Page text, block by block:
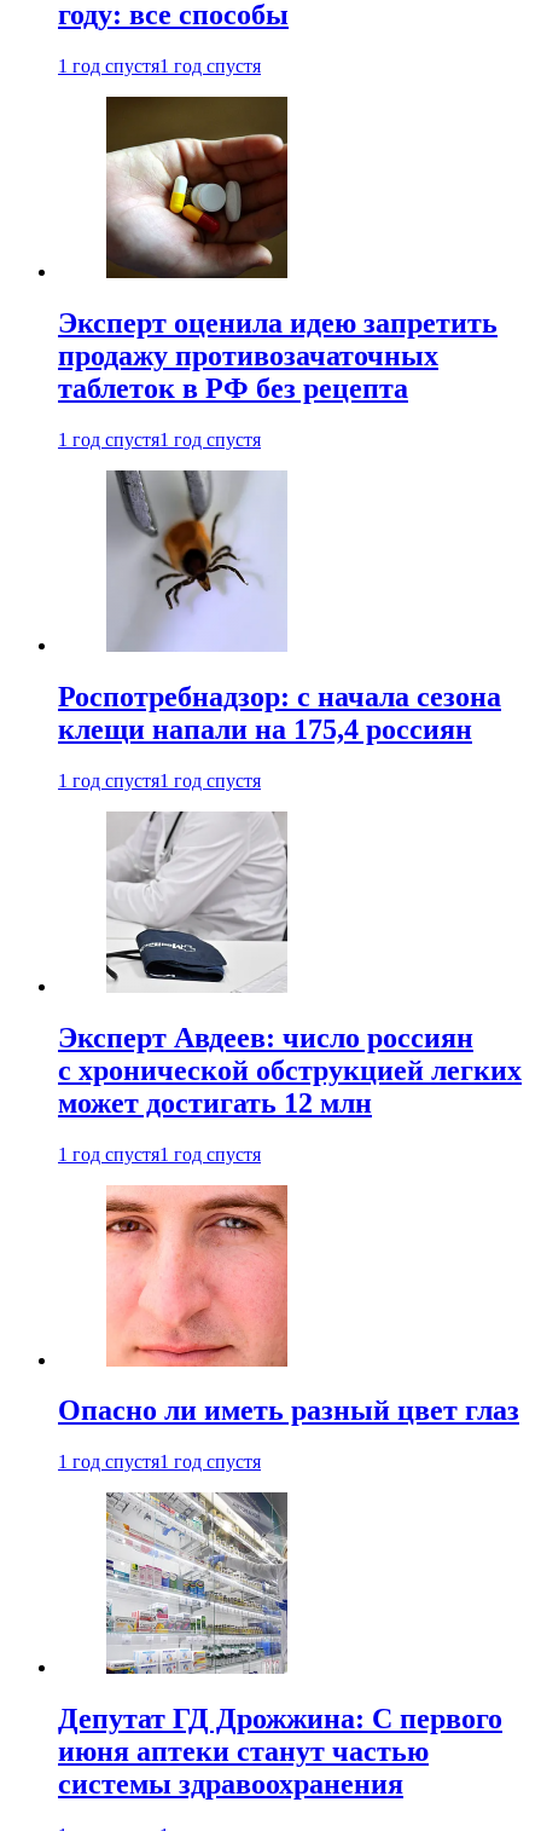
году: все способы
1 год спустя1 год спустя
Эксперт оценила идею запретить
продажу противозачаточных
таблеток в РФ без рецепта
1 год спустя1 год спустя
Роспотребнадзор: с начала сезона
клещи напали на 175,4 россиян
1 год спустя1 год спустя
Эксперт Авдеев: число россиян
с хронической обструкцией легких
может достигать 12 млн
1 год спустя1 год спустя
Опасно ли иметь разный цвет глаз
1 год спустя1 год спустя
Депутат ГД Дрожжина: С первого
июня аптеки станут частью
системы здравоохранения